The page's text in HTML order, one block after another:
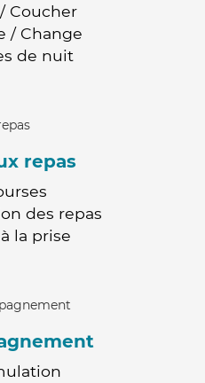
Coucher
/ Change
de nuit
repas
des repas
la prise